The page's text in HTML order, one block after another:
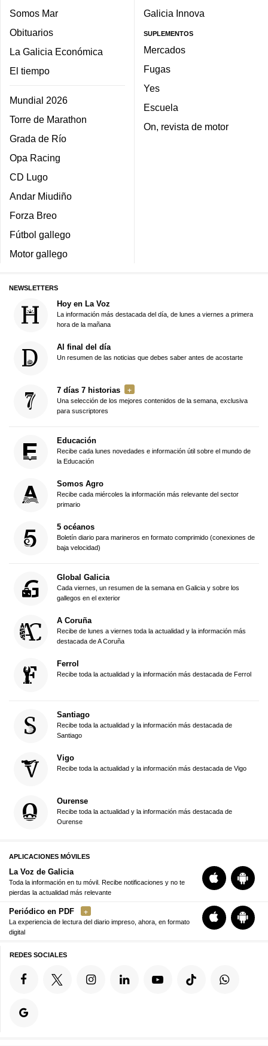
Somos Mar
Obituarios
La Galicia Económica
El tiempo
Mundial 2026
Torre de Marathon
Grada de Río
Opa Racing
CD Lugo
Andar Miudiño
Forza Breo
Fútbol gallego
Motor gallego
Galicia Innova
SUPLEMENTOS
Mercados
Fugas
Yes
Escuela
On, revista de motor
NEWSLETTERS
Hoy en La Voz
La información más destacada del día, de lunes a viernes a primera
hora de la mañana
Al final del día
Un resumen de las noticias que debes saber antes de acostarte
7 días 7 historias
Una selección de los mejores contenidos de la semana, exclusiva
para suscriptores
Educación
Recibe cada lunes novedades e información útil sobre el mundo de
la Educación
Somos Agro
Recibe cada miércoles la información más relevante del sector
primario
5 océanos
Boletín diario para marineros en formato comprimido (conexiones de
baja velocidad)
Global Galicia
Cada viernes, un resumen de la semana en Galicia y sobre los
gallegos en el exterior
A Coruña
Recibe de lunes a viernes toda la actualidad y la información más
destacada de A Coruña
Ferrol
Recibe toda la actualidad y la información más destacada de Ferrol
Santiago
Recibe toda la actualidad y la información más destacada de
Santiago
Vigo
Recibe toda la actualidad y la información más destacada de Vigo
Ourense
Recibe toda la actualidad y la información más destacada de
Ourense
APLICACIONES MÓVILES
La Voz de Galicia
Toda la información en tu móvil. Recibe notificaciones y no te
pierdas la actualidad más relevante
Periódico en PDF
La experiencia de lectura del diario impreso, ahora, en formato
digital
REDES SOCIALES